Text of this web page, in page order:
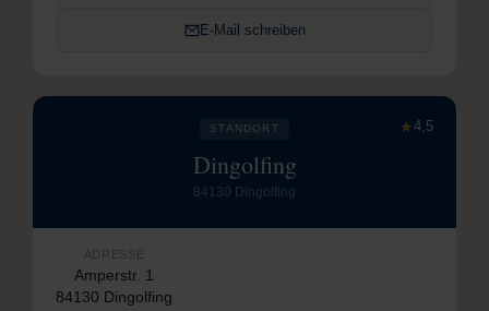
E-Mail schreiben
★4,5
STANDORT
Dingolfing
84130 Dingolfing
ADRESSE
Amperstr. 1
84130 Dingolfing